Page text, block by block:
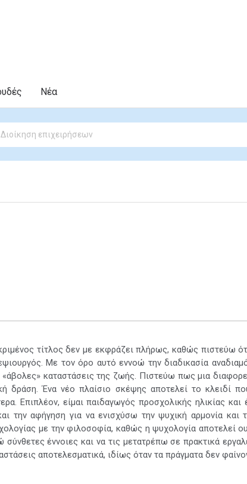
Νέα
τίτλος δεν με εκφράζει πλήρως, καθώς πιστεύω
Με τον όρο αυτό εννοώ την διαδικασία
καταστάσεις της ζωής. Πιστεύω πως μια
δράση. Ένα νέο πλαίσιο σκέψης αποτελεί το κλειδί
Επιπλέον, είμαι παιδαγωγός προσχολικής ηλικίας
την αφήγηση για να ενισχύσω την ψυχική αρμονία και
με την φιλοσοφία, καθώς η ψυχολογία αποτελεί
έννοιες και να τις μετατρέπω σε πρακτικά
αποτελεσματικά, ιδίως όταν τα πράγματα δεν